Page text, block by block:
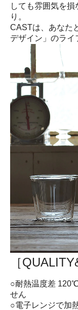
しても雰囲気を
り。
CASTは、あなた
デザイン」のライ
［
○耐熱温度差
せん
○電子レンジで加